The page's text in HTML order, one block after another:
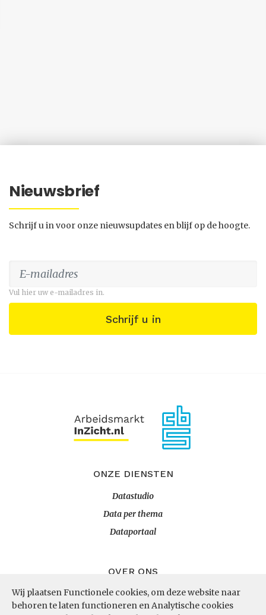
Wij plaatsen Functionele cookies, om deze website naar
behoren te laten functioneren en Analytische cookies
Nieuwsbrief
Schrijf u in voor onze nieuwsupdates en blijf op de hoogte.
Vul hier uw e-mailadres in.
Schrijf u in
ONZE DIENSTEN
Datastudio
Data per thema
Dataportaal
OVER ONS
InZicht
Contact